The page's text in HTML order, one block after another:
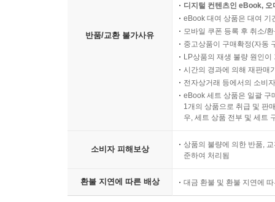
반품/교환 불가사유
디지털 컨텐츠인 eBook,
eBook 대여 상품은 대여 기
모바일 쿠폰 등록 후 취소/
중고상품이 구매확정(자동
LP상품의 재생 불량 원인
시간의 경과에 의해 재판매
전자상거래 등에서의 소비
eBook 세트 상품은 일괄 구
1개의 상품으로 취급 및 판
우, 세트 상품 전부 및 세트
소비자 피해보상
상품의 불량에 의한 반품,
준하여 처리됨
환불 지연에 따른 배상 대금 환불 및 환불 지연에